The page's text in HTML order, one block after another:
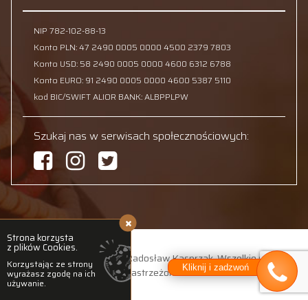
NIP 782-102-88-13
Konto PLN: 47 2490 0005 0000 4500 2379 7803
Konto USD: 58 2490 0005 0000 4600 6312 6788
Konto EURO: 91 2490 0005 0000 4600 5387 5110
kod BIC/SWIFT ALIOR BANK: ALBPPLPW
Szukaj nas w serwisach społecznościowych:
© 2026 Adventure Club Radosław Kasprzak. Wszelkie prawa
zastrzeżone.Kliknij i zadzwoń
Strona korzysta
z plików Cookies.
Korzystając ze strony
wyrażasz zgodę na ich
używanie.